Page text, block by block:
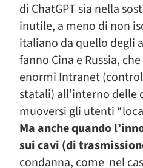
di ChatGPT sia nella
inutile, a meno di non
italiano da quello degli
fanno Cina e Russia,
enormi Intranet
statali) all’interno delle
muoversi gli utenti
Ma anche quando
sui cavi (di
condanna, come nel